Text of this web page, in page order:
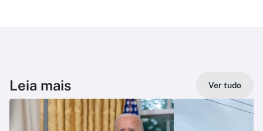
Leia mais Ver tudo